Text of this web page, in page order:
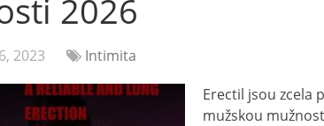
2026
2023
Intimita
Erectil jsou zcela
mužskou